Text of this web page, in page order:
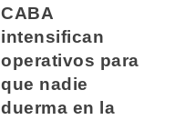
CABA
intensifican
operativos para
que nadie
duerma en la